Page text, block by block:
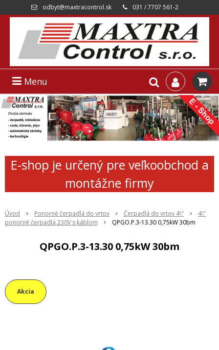
odbyt@maxtracontrol.sk 031 / 7707 561-2
Menu
E-shop je určený pre veľkoobchod a
montážne firmy
Úvod Ponorné čerpadlá do vrtov Čerpadlá do vrtov 4\"
4\"
ponorné čerpadlá 230V s káblom
QPGO.P.3-13.30 0,75kW 30bm
QPGO.P.3-13.30 0,75kW 30bm
Akcia